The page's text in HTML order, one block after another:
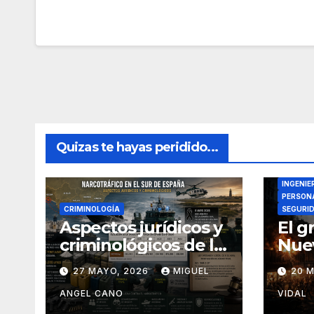
Quizas te hayas peridido...
CRIMINOLOGÍA
Aspectos jurídicos y
criminológicos de la
actual lucha contra
el narcotráfico en el
sur de España
27 MAYO, 2026 MIGUEL
ANGEL CANO
El
20
VIDAL